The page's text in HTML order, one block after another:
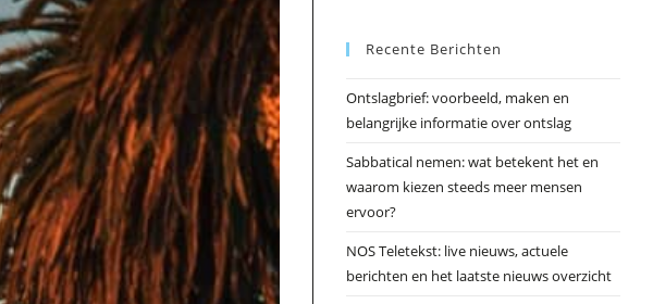
Recente Berichten
Ontslagbrief: voorbeeld, maken en
belangrijke informatie over ontslag
Sabbatical nemen: wat betekent het en
waarom kiezen steeds meer mensen
ervoor?
NOS Teletekst: live nieuws, actuele
berichten en het laatste nieuws overzicht